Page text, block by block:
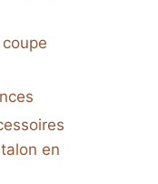
en